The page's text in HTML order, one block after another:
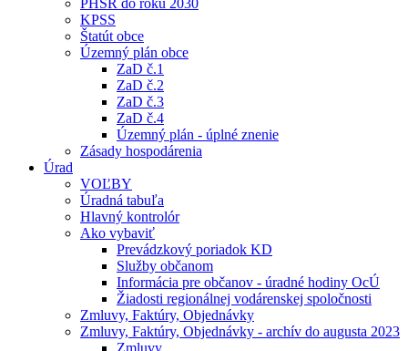
PHSR do roku 2030
KPSS
Štatút obce
Územný plán obce
ZaD č.1
ZaD č.2
ZaD č.3
ZaD č.4
Územný plán - úplné znenie
Zásady hospodárenia
Úrad
VOĽBY
Úradná tabuľa
Hlavný kontrolór
Ako vybaviť
Prevádzkový poriadok KD
Služby občanom
Informácia pre občanov - úradné hodiny OcÚ
Žiadosti regionálnej vodárenskej spoločnosti
Zmluvy, Faktúry, Objednávky
Zmluvy, Faktúry, Objednávky - archív do augusta 2023
Zmluvy